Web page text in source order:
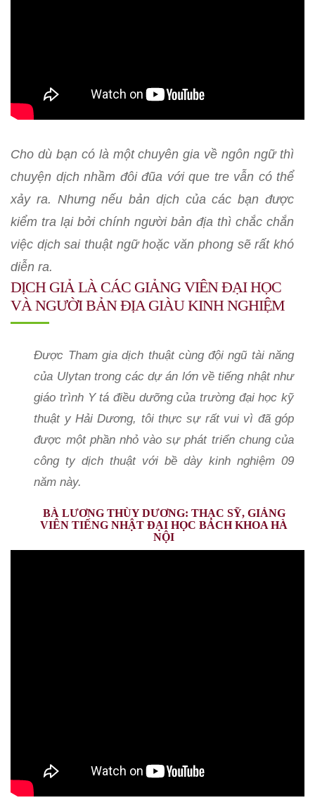
Cho dù bạn có là một chuyên gia về ngôn ngữ thì
chuyện dịch nhầm đôi đũa với que tre vẫn có thể
xảy ra. Nhưng nếu bản dịch của các bạn được
kiểm tra lại bởi chính người bản địa thì chắc chắn
việc dịch sai thuật ngữ hoặc văn phong sẽ rất khó
diễn ra.
DỊCH GIẢ LÀ CÁC GIẢNG VIÊN ĐẠI HỌC
VÀ NGƯỜI BẢN ĐỊA GIÀU KINH NGHIỆM
Được Tham gia dịch thuật cùng đội ngũ tài năng
của Ulytan trong các dự án lớn về tiếng nhật như
giáo trình Y tá điều dưỡng của trường đại học kỹ
thuật y Hải Dương, tôi thực sự rất vui vì đã góp
được một phần nhỏ vào sự phát triển chung của
công ty dịch thuật với bề dày kinh nghiệm 09
năm này.
BÀ LƯƠNG THÙY DƯƠNG: THẠC SỸ, GIẢNG
VIÊN TIẾNG NHẬT ĐẠI HỌC BÁCH KHOA HÀ
NỘI